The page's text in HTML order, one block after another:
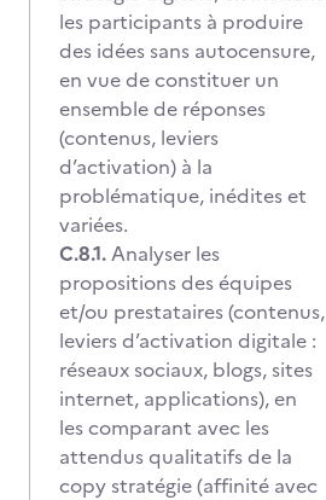
les participants à produire
des idées sans autocensure,
en vue de constituer un
ensemble de réponses
(contenus, leviers
d’activation) à la
problématique, inédites et
variées.
C.8.1.Analyser les
propositions des équipes
et/ou prestataires (contenus,
leviers d’activation digitale :
réseaux sociaux, blogs, sites
internet, applications), en
les comparant avec les
attendus qualitatifs de la
copy stratégie (affinité avec